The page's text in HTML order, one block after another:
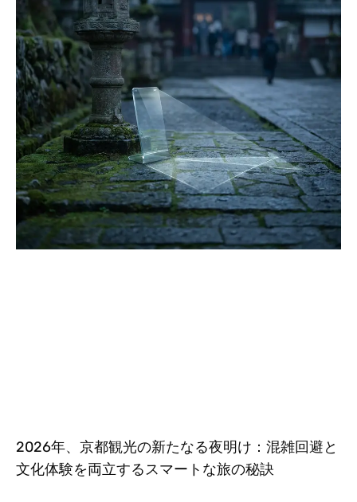
2026年、京都観光の新たなる夜明け：混雑回避と
文化体験を両立するスマートな旅の秘訣